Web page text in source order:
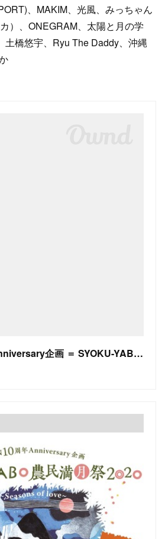
、MAKIM、光風、みっちゃん
）、ONEGRAM、太陽と月の学
土橋悠宇、Ryu The Daddy、沖縄
＝ OPEN10周年Anniversary企画 ＝ SYOKU-YABO農民満月祭2020 〜Seasons of Love〜